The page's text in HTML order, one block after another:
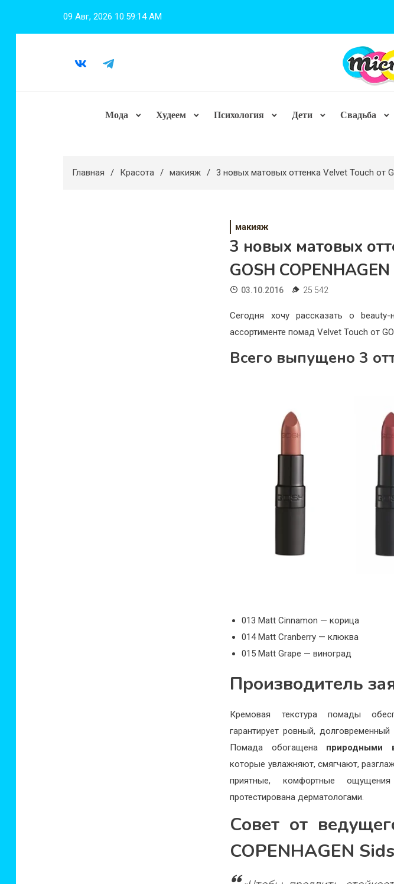
09 Авг, 2026 10:59:15 AM
Мода Худеем Психология Дети Свадьба
Главная Красота макияж 3 новых матовых оттенка Velvet Touch от
макияж
3 новых матовых
GOSH COPENHAGEN
03.10.2016 25 542
Сегодня хочу рассказать о
ассортименте помад Velvet Touch от
Всего выпущено 3
013 Matt Cinnamon — корица
014 Matt Cranberry — клюква
015 Matt Grape — виноград
Производитель
Кремовая текстура помады
гарантирует ровный,
Помада обогащена природными
которые увлажняют, смягчают,
приятные, комфортные
протестирована дерматологами.
Совет от
COPENHAGEN